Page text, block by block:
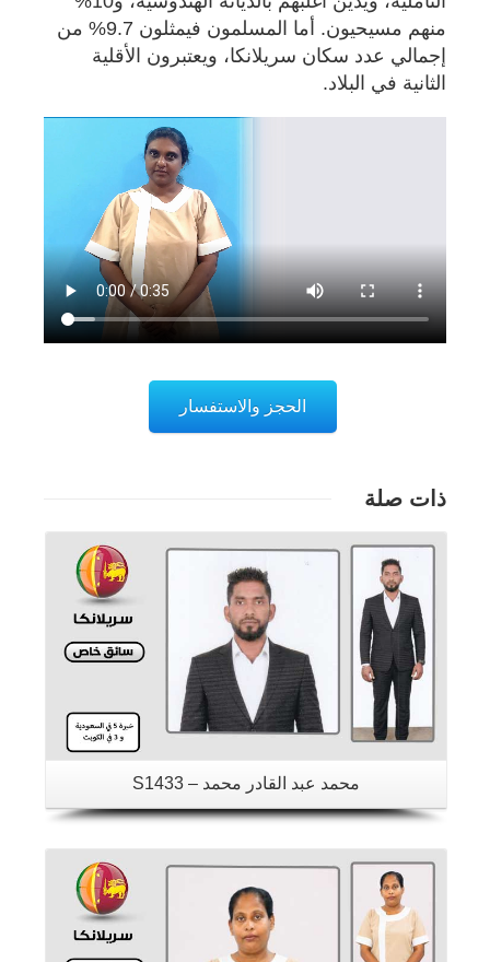
منهم مسيحيون. أما المسلمون فيمثلون 9.7% من
إجمالي عدد سكان سريلانكا، ويعتبرون الأقلية
الثانية في البلاد.
الحجز والاستفسار
ذات صلة
محمد عبد القادر محمد – S1433